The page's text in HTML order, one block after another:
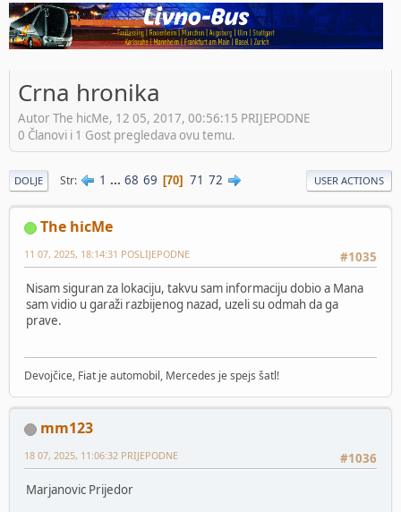
Crna hronika
Autor The hicMe, 12 05, 2017, 00:56:15 PRIJEPODNE
0 Članovi i 1 Gost pregledava ovu temu.
DOLJE Str 1 ... 68 69 70 71 72 USER ACTIONS
The hicMe
#1035
11 07, 2025, 18:14:31 POSLIJEPODNE
Nisam siguran za lokaciju, takvu sam informaciju dobio a Mana
sam vidio u garaži razbijenog nazad, uzeli su odmah da ga
prave.
Devojčice, Fiat je automobil, Mercedes je spejs šatl!
mm123
#1036
18 07, 2025, 11:06:32 PRIJEPODNE
Marjanovic Prijedor